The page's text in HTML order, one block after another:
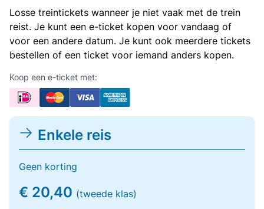
Losse treintickets wanneer je niet vaak met de trein
reist. Je kunt een e-ticket kopen voor vandaag of
voor een andere datum. Je kunt ook meerdere tickets
bestellen of een ticket voor iemand anders kopen.
Koop een e-ticket met:
Enkele reis
Geen korting
€ 20,40 (tweede klas)